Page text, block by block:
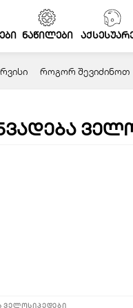
ნაწილები
ᲠᲝᲒᲝᲠ ᲨᲔᲕᲘᲫᲘᲜᲝᲗ
ველოსიპედები